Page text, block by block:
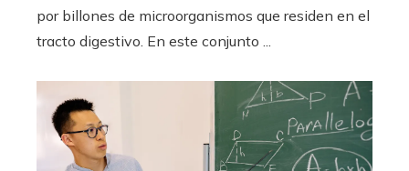
por billones de microorganismos que residen en el
tracto digestivo. En este conjunto ...